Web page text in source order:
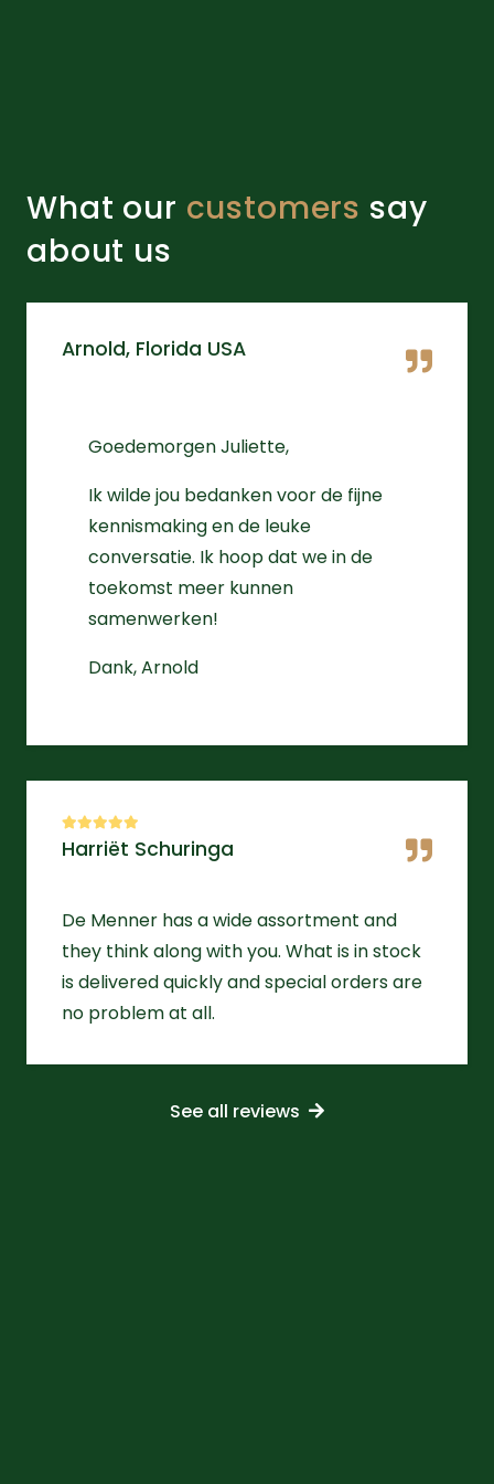
What our customers say
about us
Arnold, Florida USA
Goedemorgen Juliette,
Ik wilde jou bedanken voor de fijne
kennismaking en de leuke
conversatie. Ik hoop dat we in de
toekomst meer kunnen
samenwerken!
Dank, Arnold
Harriët Schuringa
De Menner has a wide assortment and
they think along with you. What is in stock
is delivered quickly and special orders are
no problem at all.
See all reviews